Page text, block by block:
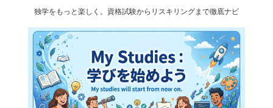
独学をもっと楽しく。資格試験からリスキリングまで徹底ナビ